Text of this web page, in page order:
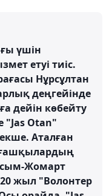
үшін
етуі тиіс.
Нұрсұлтан
деңгейінде
дейін көбейту
"Jas Otan"
Аталған
Жомарт
жыл "Волонтер